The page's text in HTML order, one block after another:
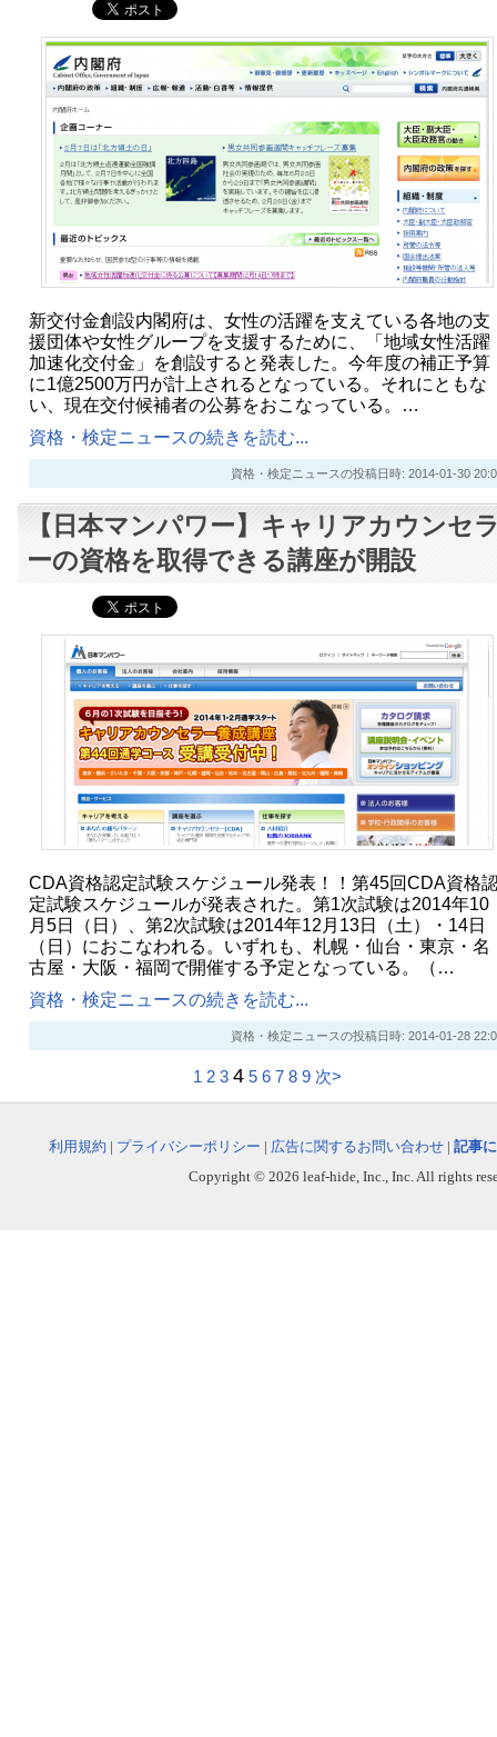
新交付金創設内閣府は、女性の活躍を支えている各地の支
援団体や女性グループを支援するために、「地域女性活躍
加速化交付金」を創設すると発表した。今年度の補正予算
に1億2500万円が計上されるとなっている。それにともな
い、現在交付候補者の公募をおこなっている。…
資格・検定ニュースの続きを読む...
資格・検定ニュースの投稿日時: 2014-01-30
【日本マンパワー】キャリアカウンセ
ーの資格を取得できる講座が開設
CDA資格認定試験スケジュール発表！！第45回CDA資格
定試験スケジュールが発表された。第1次試験は2014年10
月5日（日）、第2次試験は2014年12月13日（土）・14日
（日）におこなわれる。いずれも、札幌・仙台・東京・名
古屋・大阪・福岡で開催する予定となっている。（…
資格・検定ニュースの続きを読む...
資格・検定ニュースの投稿日時: 2014-01-28
1 2 3 4 5 6 7 8 9 次>
利用規約 | プライバシーポリシー | 広告に関するお問い合わせ | 記事
Copyright © 2026 leaf-hide, Inc., Inc. All rights